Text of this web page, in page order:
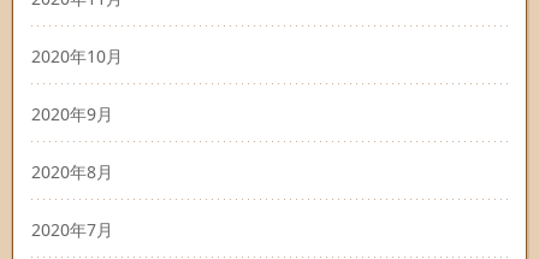
2020年10月
2020年9月
2020年8月
2020年7月